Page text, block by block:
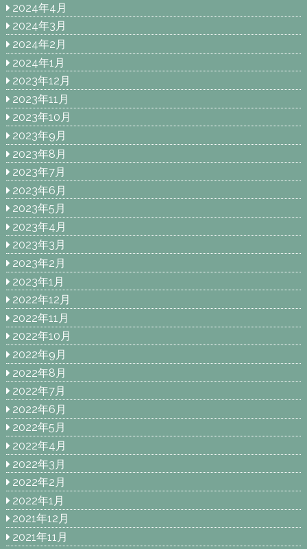
2024年4月
2024年3月
2024年2月
2024年1月
2023年12月
2023年11月
2023年10月
2023年9月
2023年8月
2023年7月
2023年6月
2023年5月
2023年4月
2023年3月
2023年2月
2023年1月
2022年12月
2022年11月
2022年10月
2022年9月
2022年8月
2022年7月
2022年6月
2022年5月
2022年4月
2022年3月
2022年2月
2022年1月
2021年12月
2021年11月